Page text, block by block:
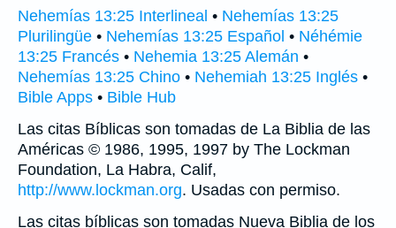
Nehemías 13:25 Interlineal • Nehemías 13:25
Plurilingüe • Nehemías 13:25 Español • Néhémie
13:25 Francés • Nehemia 13:25 Alemán •
Nehemías 13:25 Chino • Nehemiah 13:25 Inglés •
Bible Apps • Bible Hub
Las citas Bíblicas son tomadas de La Biblia de las
Américas © 1986, 1995, 1997 by The Lockman
Foundation, La Habra, Calif,
http://www.lockman.org. Usadas con permiso.
Las citas bíblicas son tomadas Nueva Biblia de los